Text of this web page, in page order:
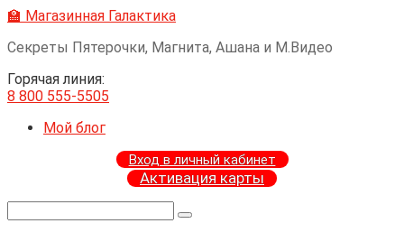
Перейти
контенту
🏫 Магазинная Галактика
Секреты Пятерочки, Магнита, Ашана и М.Видео
Горячая линия:
8 800 555-5505
Мой блог
Вход в личный кабинет
Активация карты